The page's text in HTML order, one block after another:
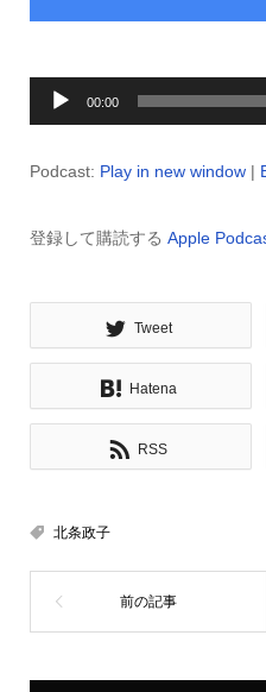
声
ー
00:00
Podcast: Play in new window|
登録して購読する Apple
Tweet
Hatena
RSS
北条政子